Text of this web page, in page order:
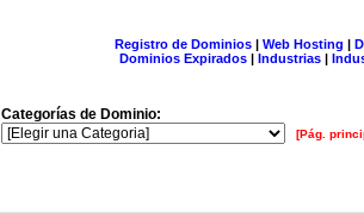
Registro de Dominios| Web Hosting |
Dominios Expirados | Industrias |
Categorías de Dominio:
[Pág.